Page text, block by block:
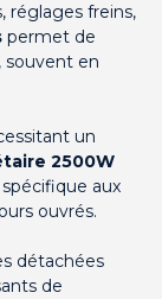
réglages freins,
permet de
souvent en
un
2500W
spécifique aux
ouvrés.
détachées
de